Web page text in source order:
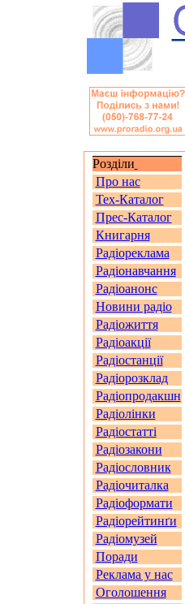
Розділи
Про нас
Тех-Каталог
Прес-Каталог
Книгарня
Радіореклама
Радіонавчання
Радіоанонс
Новини радіо
Радіожиття
Радіоакції
Радіостанції
Радіорозклад
Радіопродакшн
Радіолінки
Радіостатті
Радіозакони
Радіословник
Радіочиталка
Радіоформати
Радіорейтинґи
Радіомузей
Поради
Реклама у нас
Оголошення